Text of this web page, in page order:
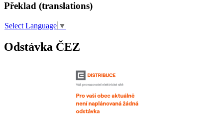
Překlad (translations)
Select Language ▼
Odstávka ČEZ